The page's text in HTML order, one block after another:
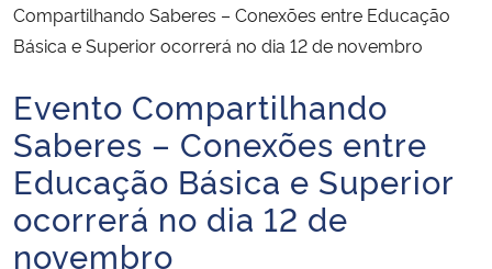
Ministério da Economia
Ministério da Infraestrutura
Ministério da Agricultura, Pecuária e Abastecimento
Ministério da Educação
Compartilhando Saberes – Conexões entre Educação
Básica e Superior ocorrerá no dia 12 de novembro
Início do conteúdo
Evento Compartilhando
Saberes – Conexões entre
Educação Básica e Superior
ocorrerá no dia 12 de
novembro